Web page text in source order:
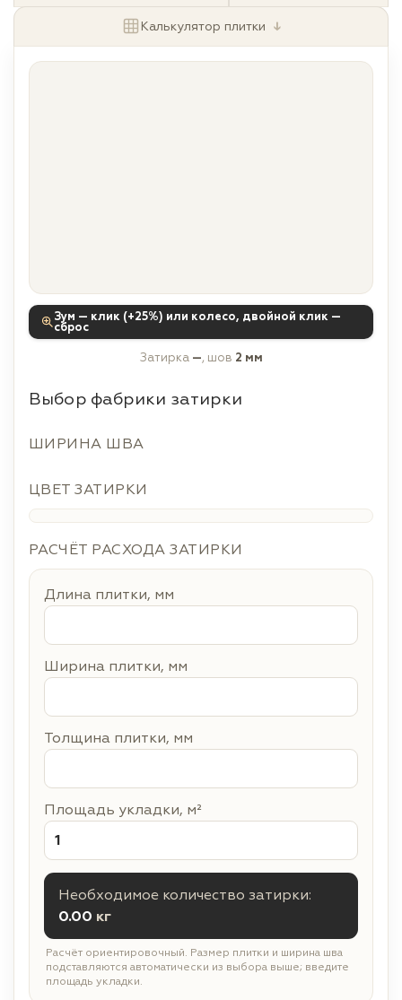
Калькулятор плитки ↓
Зум — клик (+25%) или колесо, двойной клик —
сброс
Затирка —, шов 2 мм
Выбор фабрики затирки
ШИРИНА ШВА
ЦВЕТ ЗАТИРКИ
РАСЧЁТ РАСХОДА ЗАТИРКИ
Длина плитки, мм
Ширина плитки, мм
Толщина плитки, мм
Площадь укладки, м²
Необходимое количество затирки:
0.00 кг
Расчёт ориентировочный. Размер плитки и ширина шва
подставляются автоматически из выбора выше; введите
площадь укладки.